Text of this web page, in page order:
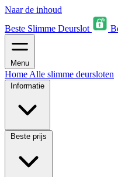
Naar de inhoud
Beste Slimme Deurslot
Menu
Home Alle slimme deursloten
Informatie
Beste prijs